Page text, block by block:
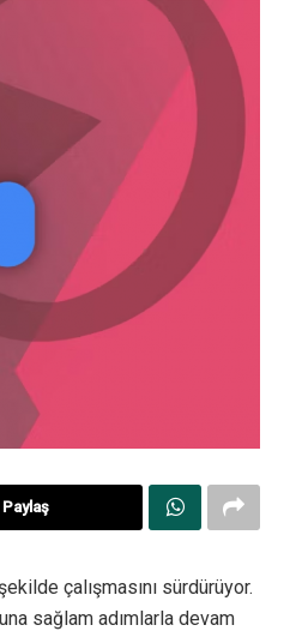
çalışmasını sürdürüyor.
sağlam adımlarla devam